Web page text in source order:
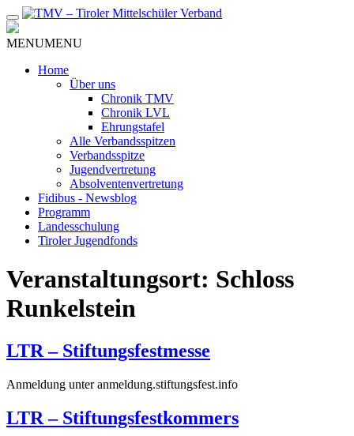
Zum
Inhalt
MENUMENU
Home
Über uns
Chronik TMV
Chronik LVL
Ehrungstafel
Alle Verbandsspitzen
Verbandsspitze
Jugendvertretung
Absolventenvertretung
Fidibus - Newsblog
Programm
Landesschulung
Tiroler Jugendfonds
Veranstaltungsort: Schloss
Runkelstein
LTR – Stiftungsfestmesse
Anmeldung unter anmeldung.stiftungsfest.info
LTR – Stiftungsfestkommers